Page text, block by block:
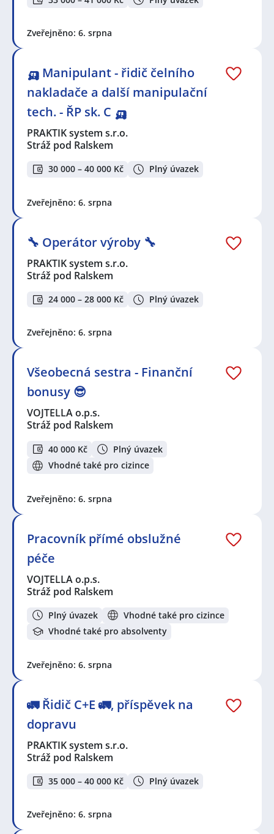
Zveřejněno: 6. srpna
🛺 Manipulant - řidič čelního
nakladače a další manipulační
tech. - ŘP sk. C 🛺
PRAKTIK system s.r.o.
Stráž pod Ralskem
30 000 – 40 000 Kč Plný úvazek
Zveřejněno: 6. srpna
🔧 Operátor výroby 🔧
PRAKTIK system s.r.o.
Stráž pod Ralskem
24 000 – 28 000 Kč Plný úvazek
Zveřejněno: 6. srpna
Všeobecná sestra - Finanční
bonusy 😎
VOJTELLA o.p.s.
Stráž pod Ralskem
40 000 Kč
Plný úvazek
Vhodné také pro cizince
Zveřejněno: 6. srpna
Pracovník přímé obslužné
péče
VOJTELLA o.p.s.
Stráž pod Ralskem
Plný úvazek
Vhodné také pro cizince
Vhodné také pro absolventy
Zveřejněno: 6. srpna
🚛 Řidič C+E 🚛, příspěvek na
dopravu
PRAKTIK system s.r.o.
Stráž pod Ralskem
35 000 – 40 000 Kč Plný úvazek
Zveřejněno: 6. srpna